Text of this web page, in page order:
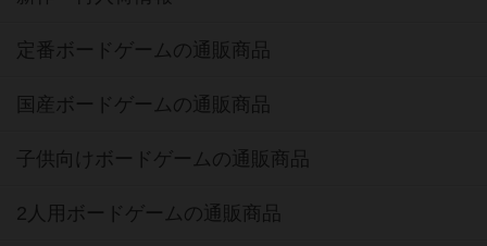
定番ボードゲームの通販商品
国産ボードゲームの通販商品
子供向けボードゲームの通販商品
2人用ボードゲームの通販商品